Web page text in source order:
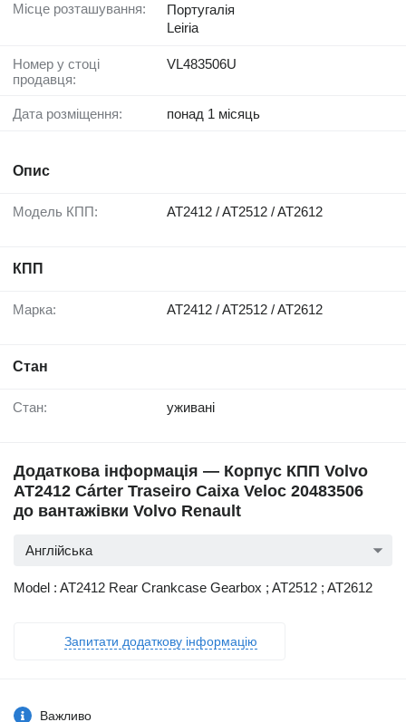
Місце розташування:
Португалія
Leiria
Номер у стоці
продавця:
VL483506U
Дата розміщення: понад 1 місяць
Опис
Модель КПП: AT2412 / AT2512 / AT2612
КПП
Марка: AT2412 / AT2512 / AT2612
Стан
Стан: уживані
Додаткова інформація — Корпус КПП Volvo
AT2412 Cárter Traseiro Caixa Veloc 20483506
до вантажівки Volvo Renault
Англійська
Model : AT2412 Rear Crankcase Gearbox ; AT2512 ; AT2612
Запитати додаткову інформацію
Важливо